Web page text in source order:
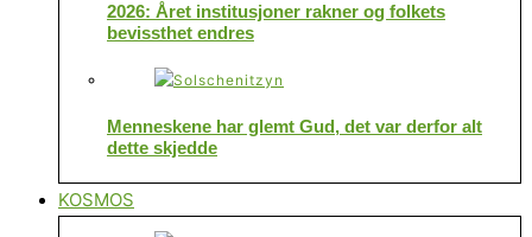
2026: Året institusjoner rakner og folkets
bevissthet endres
Menneskene har glemt Gud, det var derfor alt
dette skjedde
KOSMOS